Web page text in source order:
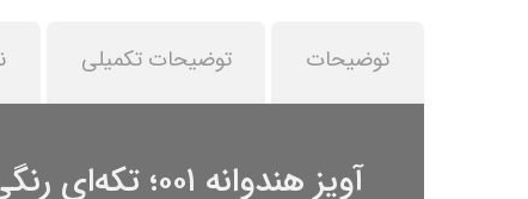
توضیحات توضیحات تکمیلی
آویز هندوانه ۰۰۱؛ تکه‌ای رنگی از یلدا و تابستان روی گردن تو